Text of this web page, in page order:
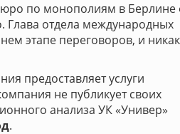
по монополиям в Берлине
Глава отдела международных
этапе переговоров, и
предоставляет услуги
не публикует своих
анализа УК «Универ»
.